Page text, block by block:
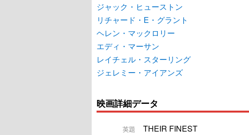
ジャック・ヒューストン
リチャード・E・グラント
ヘレン・マックロリー
エディ・マーサン
レイチェル・スターリング
ジェレミー・アイアンズ
映画詳細データ
英題 THEIR FINEST